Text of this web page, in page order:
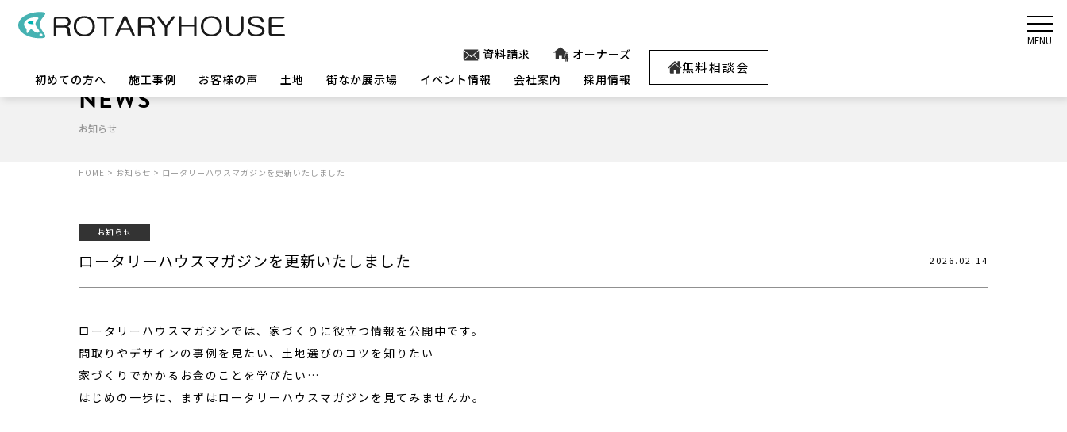
資料請求
オーナーズ
初めての方へ
施工事例 お客様の声 土地 街なか展示場 イベント情報 会社案内 採用情報
無料相談会
MENU
NEWS
お知らせ
HOME > お知らせ > ロータリーハウスマガジンを更新いたしました
お知らせ
ロータリーハウスマガジンを更新いたしました 2026.02.14
ロータリーハウスマガジンでは、家づくりに役立つ情報を公開中です。
間取りやデザインの事例を見たい、土地選びのコツを知りたい
家づくりでかかるお金のことを学びたい…
はじめの一歩に、まずはロータリーハウスマガジンを見てみませんか。